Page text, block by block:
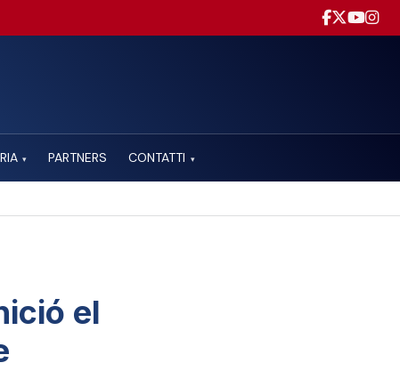
▾ PARTNERS CONTATTI ▾
el